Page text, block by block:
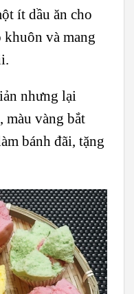
ít dầu ăn cho
khuôn và mang
nhưng lại
màu vàng bắt
bánh đãi, tặng